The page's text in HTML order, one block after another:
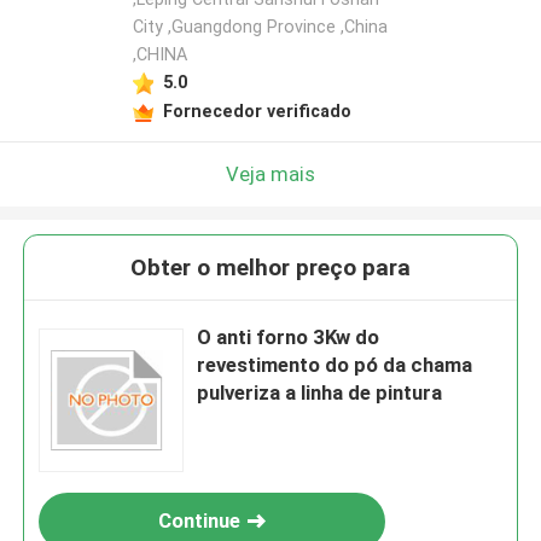
Deixe um recado
Ligaremos para você em breve!
City ,Guangdong Province ,China
,CHINA
5.0
Fornecedor verificado
Veja mais
Obter o melhor preço para
O anti forno 3Kw do
revestimento do pó da chama
pulveriza a linha de pintura
Continue